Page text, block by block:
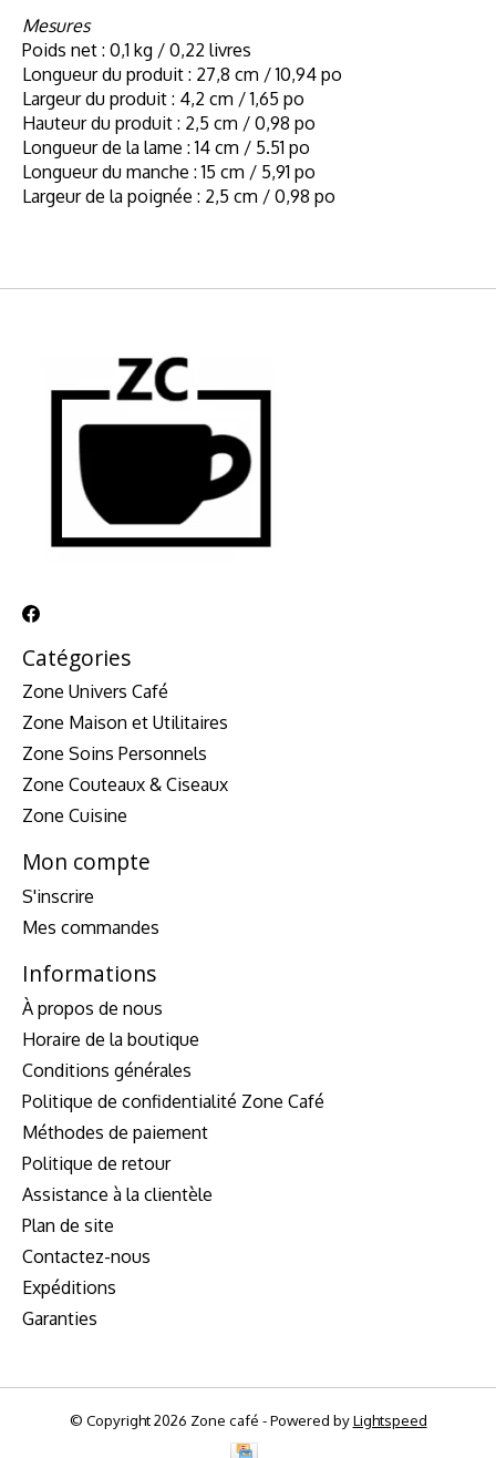
Mesures
Poids net : 0,1 kg / 0,22 livres
Longueur du produit : 27,8 cm / 10,94 po
Largeur du produit : 4,2 cm / 1,65 po
Hauteur du produit : 2,5 cm / 0,98 po
Longueur de la lame : 14 cm / 5.51 po
Longueur du manche : 15 cm / 5,91 po
Largeur de la poignée : 2,5 cm / 0,98 po
Catégories
Zone Univers Café
Zone Maison et Utilitaires
Zone Soins Personnels
Zone Couteaux & Ciseaux
Zone Cuisine
Mon compte
S'inscrire
Mes commandes
Informations
À propos de nous
Horaire de la boutique
Conditions générales
Politique de confidentialité Zone Café
Méthodes de paiement
Politique de retour
Assistance à la clientèle
Plan de site
Contactez-nous
Expéditions
Garanties
© Copyright 2026 Zone café - Powered byLightspeed